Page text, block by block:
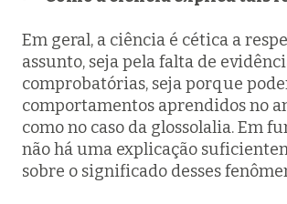
Em geral, a ciência é cética a
assunto, seja pela falta de
comprobatórias, seja porque
comportamentos aprendidos no
como no caso da glossolalia. Em
não há uma explicação
sobre o significado desses